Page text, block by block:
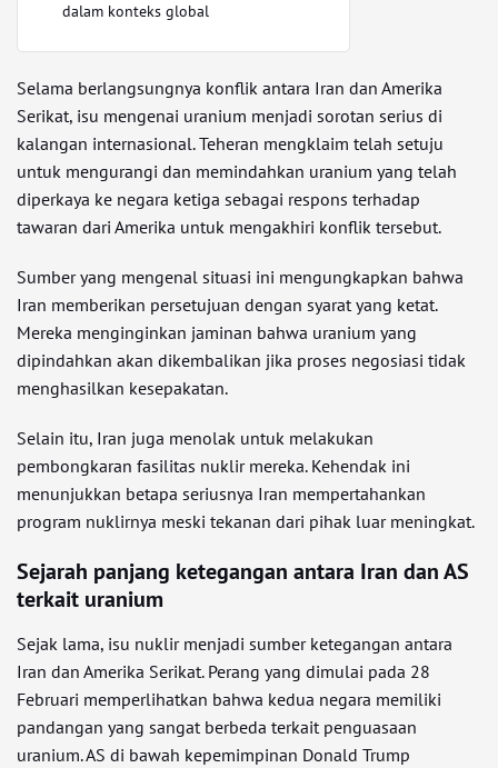
dalam konteks global
Selama berlangsungnya konflik antara Iran dan Amerika
Serikat, isu mengenai uranium menjadi sorotan serius di
kalangan internasional. Teheran mengklaim telah setuju
untuk mengurangi dan memindahkan uranium yang telah
diperkaya ke negara ketiga sebagai respons terhadap
tawaran dari Amerika untuk mengakhiri konflik tersebut.
Sumber yang mengenal situasi ini mengungkapkan bahwa
Iran memberikan persetujuan dengan syarat yang ketat.
Mereka menginginkan jaminan bahwa uranium yang
dipindahkan akan dikembalikan jika proses negosiasi tidak
menghasilkan kesepakatan.
Selain itu, Iran juga menolak untuk melakukan
pembongkaran fasilitas nuklir mereka. Kehendak ini
menunjukkan betapa seriusnya Iran mempertahankan
program nuklirnya meski tekanan dari pihak luar meningkat.
Sejarah panjang ketegangan antara Iran dan AS
terkait uranium
Sejak lama, isu nuklir menjadi sumber ketegangan antara
Iran dan Amerika Serikat. Perang yang dimulai pada 28
Februari memperlihatkan bahwa kedua negara memiliki
pandangan yang sangat berbeda terkait penguasaan
uranium. AS di bawah kepemimpinan Donald Trump